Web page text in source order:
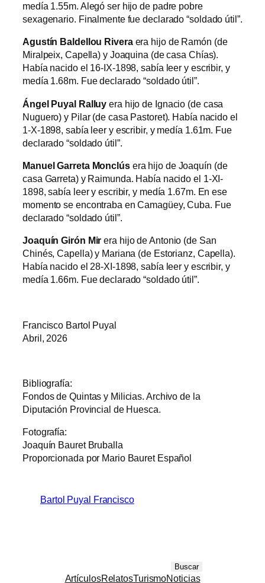
medía 1.55m. Alegó ser hijo de padre pobre
sexagenario. Finalmente fue declarado “soldado útil”.
Agustín Baldellou Riveraera hijo de Ramón (de
Miralpeix, Capella) y Joaquina (de casa Chías).
Había nacido el 16-IX-1898, sabía leer y escribir, y
medía 1.68m. Fue declarado “soldado útil”.
Ángel Puyal Ralluy era hijo de Ignacio (de casa
Nuguero) y Pilar (de casa Pastoret). Había nacido el
1-X-1898, sabía leer y escribir, y medía 1.61m. Fue
declarado “soldado útil”.
Manuel Garreta Monclúsera hijo de Joaquín (de
casa Garreta) y Raimunda. Había nacido el 1-XI-
1898, sabía leer y escribir, y medía 1.67m. En ese
momento se encontraba en Camagüey, Cuba. Fue
declarado “soldado útil”.
Joaquín Girón Mir era hijo de Antonio (de San
Chinés, Capella) y Mariana (de Estorianz, Capella).
Había nacido el 28-XI-1898, sabía leer y escribir, y
medía 1.66m. Fue declarado “soldado útil”.
Francisco Bartol Puyal
Abril, 2026
Bibliografía:
Fondos de Quintas y Milicias. Archivo de la
Diputación Provincial de Huesca.
Fotografía:
Joaquín Bauret Bruballa
Proporcionada por Mario Bauret Español
Bartol Puyal Francisco
Buscar
ArtículosRelatosTurismoNoticias